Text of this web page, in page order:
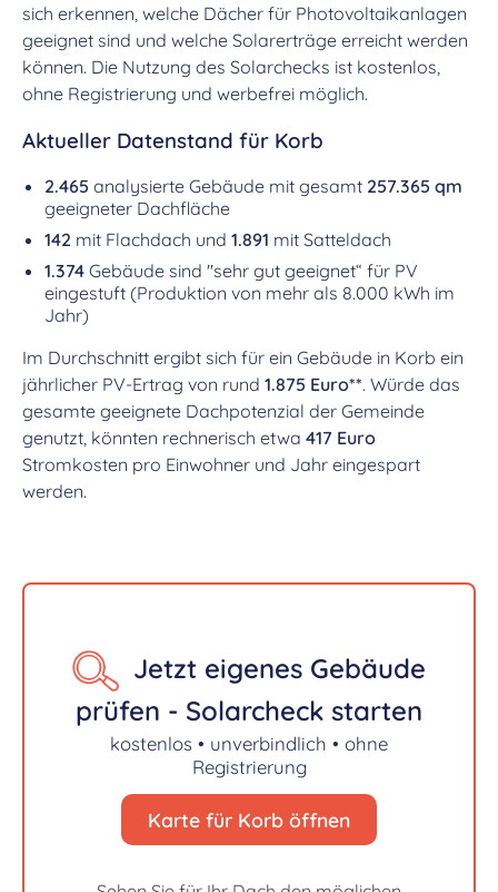
sich erkennen, welche Dächer für Photovoltaikanlagen
geeignet sind und welche Solarerträge erreicht werden
können. Die Nutzung des Solarchecks ist kostenlos,
ohne Registrierung und werbefrei möglich.
Aktueller Datenstand für Korb
2.465 analysierte Gebäude mit gesamt 257.365 qm
geeigneter Dachfläche
142 mit Flachdach und 1.891 mit Satteldach
1.374 Gebäude sind "sehr gut geeignet“ für PV
eingestuft (Produktion von mehr als 8.000 kWh im
Jahr)
Im Durchschnitt ergibt sich für ein Gebäude in Korb ein
jährlicher PV-Ertrag von rund 1.875 Euro**. Würde das
gesamte geeignete Dachpotenzial der Gemeinde
genutzt, könnten rechnerisch etwa 417 Euro
Stromkosten pro Einwohner und Jahr eingespart
werden.
Jetzt eigenes Gebäude
prüfen - Solarcheck starten
kostenlos • unverbindlich • ohne
Registrierung
Karte für Korb öffnen